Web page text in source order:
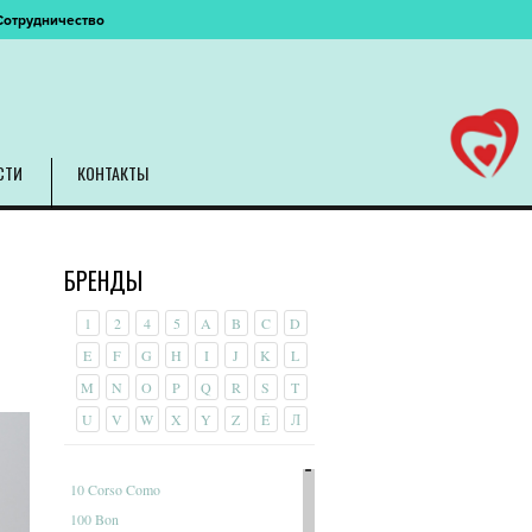
КОНТАКТЫ
БРЕНДЫ
1 2 4 5 A B C
D
E
F G H I J K
L
M
N O P Q R S
T
U
V W X Y Z É Л
10 Corso Como
100 Bon